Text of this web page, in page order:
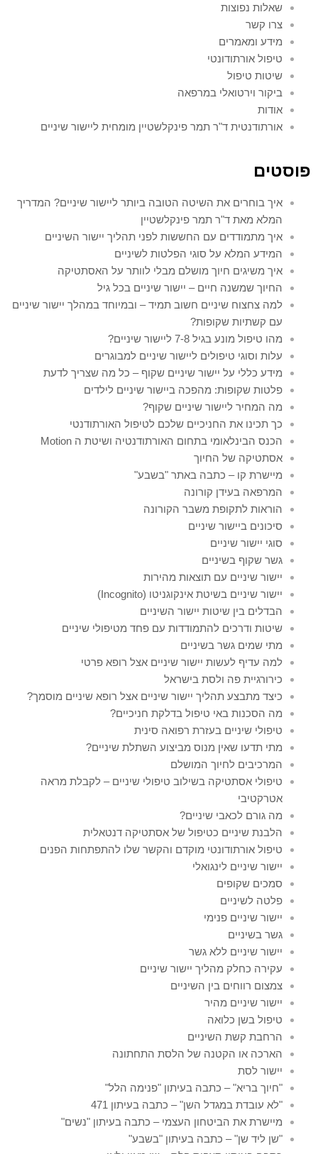
שאלות נפוצות
צרו קשר
מידע ומאמרים
טיפול אורתודונטי
שיטות טיפול
ביקור וירטואלי במרפאה
אודות
אורתודנטית ד"ר תמר פינקלשטיין מומחית ליישור שיניים
פוסטים
איך בוחרים את השיטה הטובה ביותר ליישור שיניים? המדריך
המלא מאת ד"ר תמר פינקלשטיין
איך מתמודדים עם החששות לפני תהליך יישור השיניים
המידע המלא על סוגי הפלטות לשיניים
איך משיגים חיוך מושלם מבלי לוותר על האסתטיקה
החיוך שמשנה חיים – יישור שיניים בכל גיל
למה צחצוח שיניים חשוב תמיד – ובמיוחד במהלך יישור שיניים
עם קשתיות שקופות?
מהו טיפול מונע בגיל 7-8 ליישור שיניים?
עלות וסוגי טיפולים ליישור שיניים למבוגרים
מידע כללי על יישור שיניים שקוף – כל מה שצריך לדעת
פלטות שקופות: מהפכה ביישור שיניים לילדים
מה המחיר ליישור שיניים שקוף?
כך תכינו את החניכיים שלכם לטיפול האורתודנטי
הכנס הבינלאומי בתחום האורתודנטיה ושיטת ה Motion
אסתטיקה של החיוך
מיישרת קו – כתבה באתר "בשבע"
המרפאה בעידן קורונה
הוראות לתקופת משבר הקורונה
סיכונים ביישור שיניים
סוגי יישור שיניים
גשר שקוף בשיניים
יישור שיניים עם תוצאות מהירות
יישור שיניים בשיטת אינקוגניטו (Incognito)
הבדלים בין שיטות יישור השיניים
שיטות ודרכים להתמודדות עם פחד מטיפולי שיניים
מתי שמים גשר בשיניים
למה עדיף לעשות יישור שיניים אצל רופא פרטי
כירורגיית פה ולסת בישראל
כיצד מתבצע תהליך יישור שיניים אצל רופא שיניים מוסמך?
מה הסכנות באי טיפול בדלקת חניכיים?
טיפולי שיניים בעזרת רפואה סינית
מתי תדעו שאין מנוס מביצוע השתלת שיניים?
המרכיבים לחיוך המושלם
טיפולי אסתטיקה בשילוב טיפולי שיניים – לקבלת מראה
אטרקטיבי
מה גורם לכאבי שיניים?
הלבנת שיניים כטיפול של אסתטיקה דנטאלית
טיפול אורתודונטי מוקדם והקשר שלו להתפתחות הפנים
יישור שיניים לינגואלי
סמכים שקופים
פלטה לשיניים
יישור שיניים פנימי
גשר בשיניים
יישור שיניים ללא גשר
עקירה כחלק מהליך יישור שיניים
צמצום רווחים בין השיניים
יישור שיניים מהיר
טיפול בשן כלואה
הרחבת קשת השיניים
הארכה או הקטנה של הלסת התחתונה
יישור לסת
"חיוך בריא" – כתבה בעיתון "פנימה הלל"
"לא עובדת במגדל השן" – כתבה בעיתון 471
מיישרת את הביטחון העצמי – כתבה בעיתון "נשים"
"שן ליד שן" – כתבה בעיתון "בשבע"